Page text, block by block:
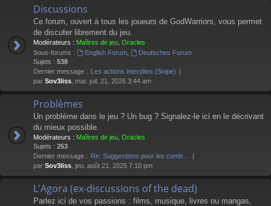
Discussions
Ce forum, ouvert à tous les joueurs de GodWarriors, vous permet
de discuter librement du jeu.
Modérateurs : Maîtres de jeu Oracles
Sous-forums :
English Forum,
Deutsches Forum
Sujets : 538
Dernier message : Les actions interdites (Snipe)
par Sov3liss , mar. juil. 21, 2026 3:44 am
Problèmes
Un problème dans le jeu ? Un bug ? Signalez-le ici en le décrivant
du mieux possible.
Modérateurs : Maîtres de jeu Oracles
Sujets : 253
Dernier message : Re: Suggestions pour les comb…
par Sov3liss , jeu. août 21, 2025 7:10 pm
L'Agora (ex-discussions of the dead)
Parlez ici de vos passions : films, musique, livres ou mangas,